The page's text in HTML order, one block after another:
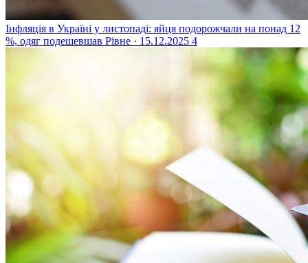
Інфляція в Україні у листопаді: яйця подорожчали на понад 12
%, одяг подешевшав Рівне · 15.12.2025 4